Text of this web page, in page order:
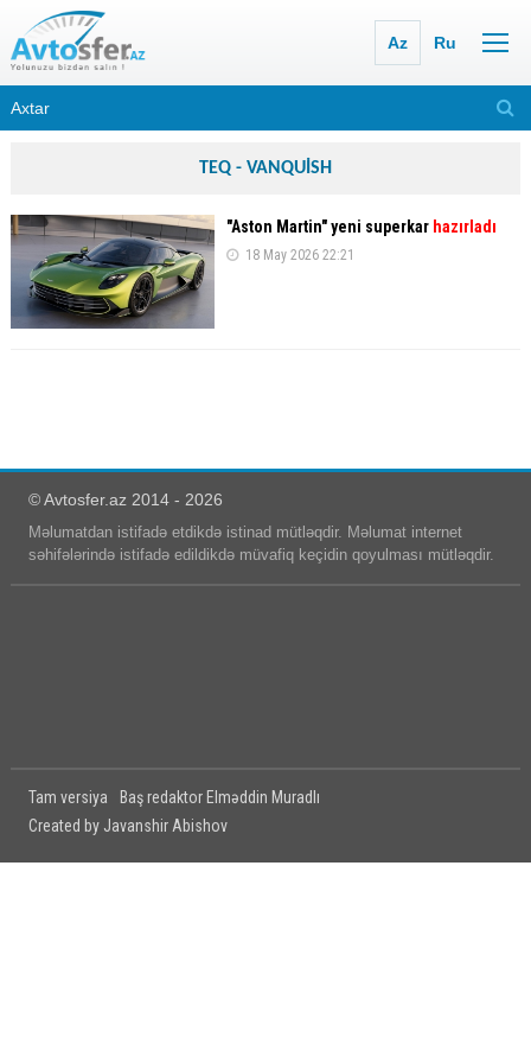
Az Ru
TEQ - VANQUİSH
"Aston Martin" yeni superkar hazırladı
18 May 2026 22:21
© Avtosfer.az 2014 - 2026
Məlumatdan istifadə etdikdə istinad mütləqdir. Məlumat internet
səhifələrində istifadə edildikdə müvafiq keçidin qoyulması mütləqdir.
Tam versiya
Baş redaktor Elməddin Muradlı
Created by Javanshir Abishov